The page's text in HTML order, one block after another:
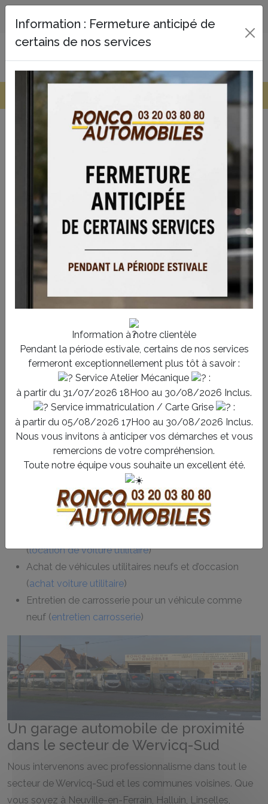
Information : Fermeture anticipé de
certains de nos services
Information à notre clientèle
Pendant la période estivale, certains de nos services
fermeront exceptionnellement plus tôt à savoir :
Service Atelier Mécanique
:
à partir du 31/07/2026 18H00 au 30/08/2026 Inclus.
Service immatriculation / Carte Grise
:
à partir du 05/08/2026 17H00 au 30/08/2026 Inclus.
Nous vous invitons à anticiper vos démarches et vous
remercions de votre compréhension.
Toute notre équipe vous souhaite un excellent été.
Pourquoi choisir notre garage
voiture Wervicq-Sud ?
À la recherche d’un garage voiture Wervicq-Sud
et professionnel ? Notre équipe met son savoir-faire à
votre service pour garantir la maintenance, la réparation
et l’entretien de votre véhicule. Nous nous engageons à
vous offrir une prise en charge rapide et personnalisée
pour assurer la sécurité et la performance de votre
voiture dans la durée.
Services complets de garage auto à
Wervicq-Sud
Notre garage vous propose une gamme complète de
prestations adaptées à vos besoins automobiles. Que ce
soit pour une réparation mécanique, un entretien régulier
ou une intervention sur la carrosserie, nos spécialistes
sont à votre écoute et utilisent des équipements
modernes pour un travail soigné. Nous sommes
également spécialisés dans la location et l’achat de
véhicules utilitaires, facilitant ainsi vos déplacements
professionnels.
Réparation rapide et efficace de votre voiture
Entretien complet pour préserver la fiabilité du
véhicule
(location de voiture utilitaire)
Achat de véhicules utilitaires neufs et d’occasion
(achat voiture utilitaire)
Entretien de carrosserie pour un véhicule comme
neuf (entretien carrosserie)
Un garage automobile de proximité
dans le secteur de Wervicq-Sud
Nous intervenons avec professionnalisme dans tout le
secteur de Wervicq-Sud et les communes voisines. Que
vous soyez à Neuville-en-Ferrain, Halluin, Linselles,
Panneau de gestion des cookies